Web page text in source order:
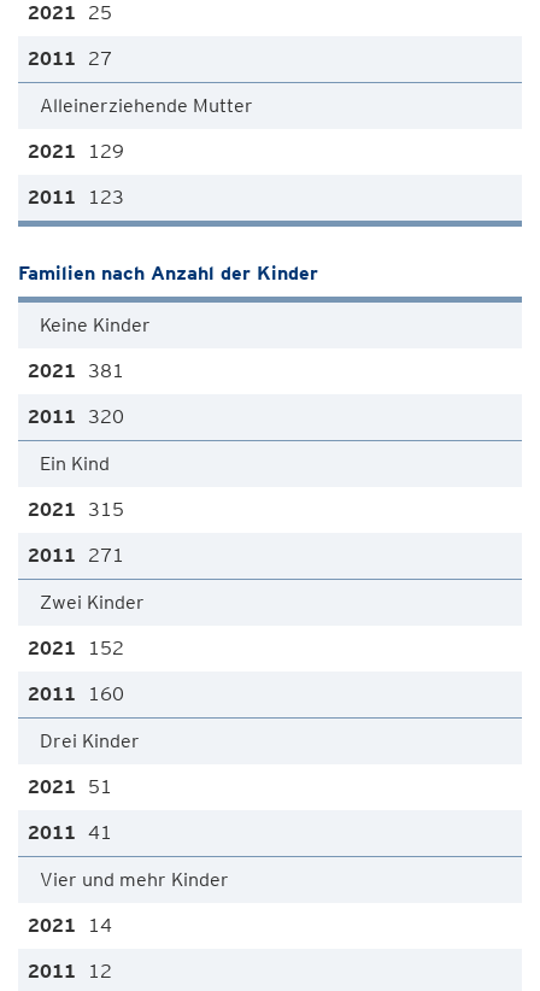
25
27
Alleinerziehende Mutter
129
123
Familien nach Anzahl der Kinder
Keine Kinder
381
320
Ein Kind
315
271
Zwei Kinder
152
160
Drei Kinder
51
41
Vier und mehr Kinder
14
12